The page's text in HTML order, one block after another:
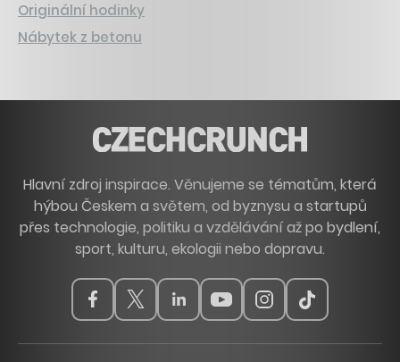
Originální hodinky
Nábytek z betonu
Hlavní zdroj inspirace. Věnujeme se tématům, která
hýbou Českem a světem, od byznysu a startupů
přes technologie, politiku a vzdělávání až po bydlení,
sport, kulturu, ekologii nebo dopravu.